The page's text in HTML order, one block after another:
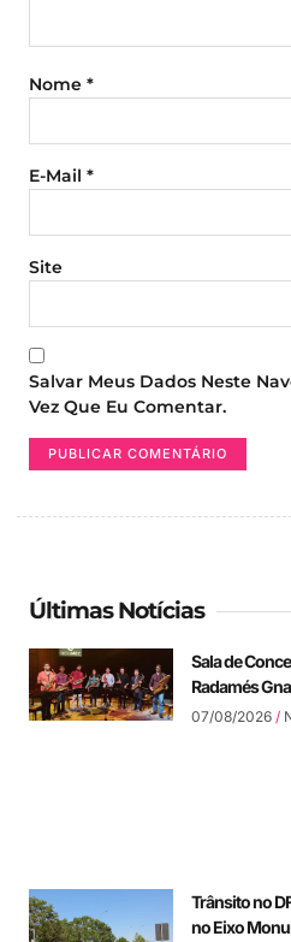
Nome *
E-Mail *
Site
Salvar Meus Dados Neste
Vez Que Eu Comentar.
Últimas Notícias
Sala de
Radamés
07/08/2026
Trânsito no
no Eixo